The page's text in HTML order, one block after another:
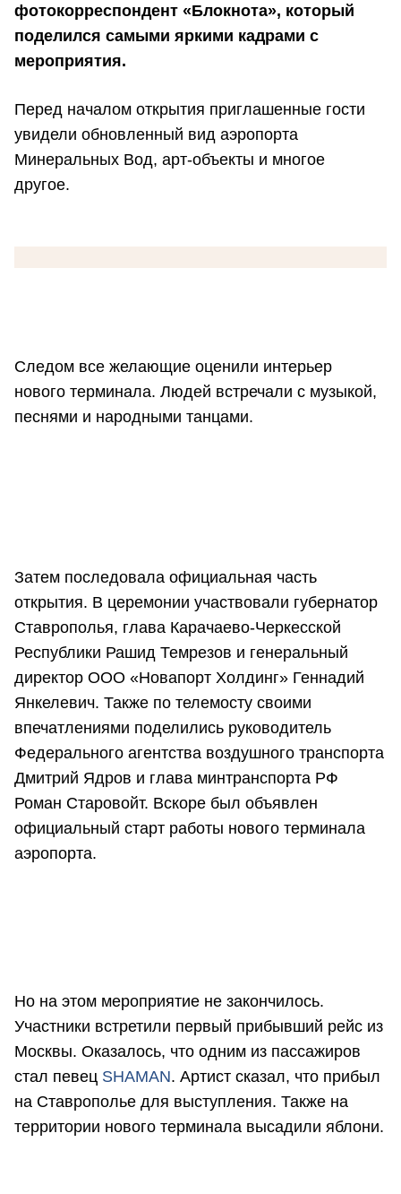
фотокорреспондент «Блокнота», который
поделился самыми яркими кадрами с
мероприятия.
Перед началом открытия приглашенные гости
увидели обновленный вид аэропорта
Минеральных Вод, арт-объекты и многое
другое.
Следом все желающие оценили интерьер
нового терминала. Людей встречали с музыкой,
песнями и народными танцами.
Затем последовала официальная часть
открытия. В церемонии участвовали губернатор
Ставрополья, глава Карачаево-Черкесской
Республики Рашид Темрезов и генеральный
директор ООО «Новапорт Холдинг» Геннадий
Янкелевич. Также по телемосту своими
впечатлениями поделились руководитель
Федерального агентства воздушного транспорта
Дмитрий Ядров и глава минтранспорта РФ
Роман Старовойт. Вскоре был объявлен
официальный старт работы нового терминала
аэропорта.
Но на этом мероприятие не закончилось.
Участники встретили первый прибывший рейс из
Москвы. Оказалось, что одним из пассажиров
стал певец SHAMAN. Артист сказал, что прибыл
на Ставрополье для выступления. Также на
территории нового терминала высадили яблони.